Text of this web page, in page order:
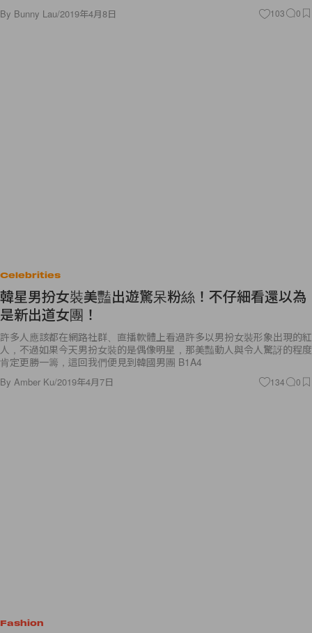
By Bunny Lau/2019年4月8日 103 0
Celebrities
韓星男扮女裝美豔出遊驚呆粉絲！不仔細看還以為
是新出道女團！
許多人應該都在網路社群、直播軟體上看過許多以男扮女裝形象出現的紅
人，不過如果今天男扮女裝的是偶像明星，那美豔動人與令人驚訝的程度
肯定更勝一籌，這回我們便見到韓國男團 B1A4
By Amber Ku/2019年4月7日 134 0
Fashion